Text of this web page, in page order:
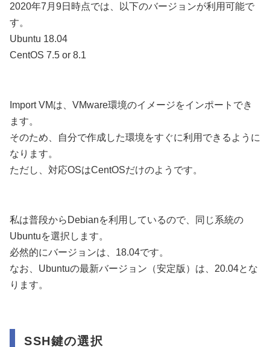
2020年7月9日時点では、以下のバージョンが利用可能で
す。
Ubuntu 18.04
CentOS 7.5 or 8.1
Import VMは、VMware環境のイメージをインポートでき
ます。
そのため、自分で作成した環境をすぐに利用できるように
なります。
ただし、対応OSはCentOSだけのようです。
私は普段からDebianを利用しているので、同じ系統の
Ubuntuを選択します。
必然的にバージョンは、18.04です。
なお、Ubuntuの最新バージョン（安定版）は、20.04とな
ります。
SSH鍵の選択